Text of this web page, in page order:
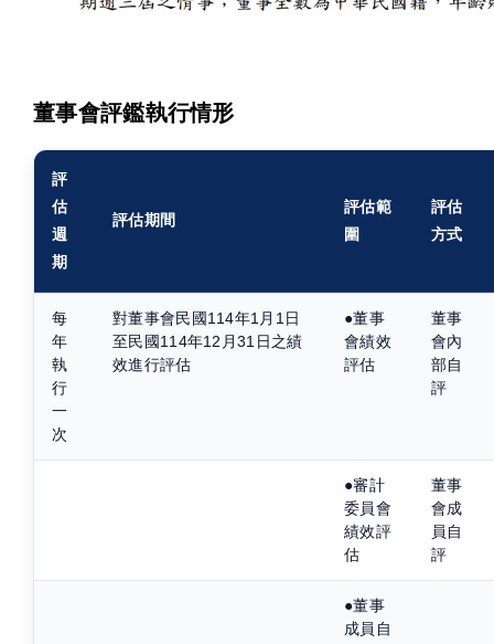
董事會評鑑執行情形
評
估
週
期
評估期間
評估範
圍
評估
方式
每
年
執
行
一
次
對董事會民國114年1月1日
至民國114年12月31日之績
效進行評估
●董事
會績效
評估
董事
會內
部自
評
●審計
委員會
績效評
估
董事
會成
員自
評
●董事
成員自